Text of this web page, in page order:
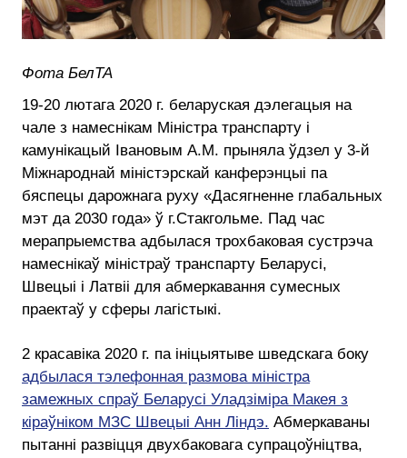
Фота БелТА
19-20 лютага 2020 г. беларуская дэлегацыя на
чале з намеснікам Міністра транспарту і
камунікацый Івановым А.М. прыняла ўдзел у 3-й
Міжнароднай міністэрскай канферэнцыі па
бяспецы дарожнага руху «Дасягненне глабальных
мэт да 2030 года» ў г.Стакгольме. Пад час
мерапрыемства адбылася трохбаковая сустрэча
намеснікаў міністраў транспарту Беларусі,
Швецыі і Латвіі для абмеркавання сумесных
праектаў у сферы лагістыкі.
2 красавіка 2020 г. па ініцыятыве шведскага боку
адбылася тэлефонная размова міністра
замежных спраў Беларусі Уладзіміра Макея з
кіраўніком МЗС Швецыі Анн Ліндэ. Абмеркаваны
пытанні развіцця двухбаковага супрацоўніцтва,